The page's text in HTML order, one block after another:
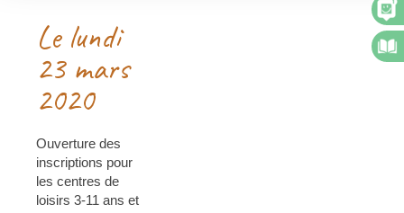
Le lundi
23 mars
2020
Ouverture des
inscriptions pour
les centres de
loisirs 3-11 ans et